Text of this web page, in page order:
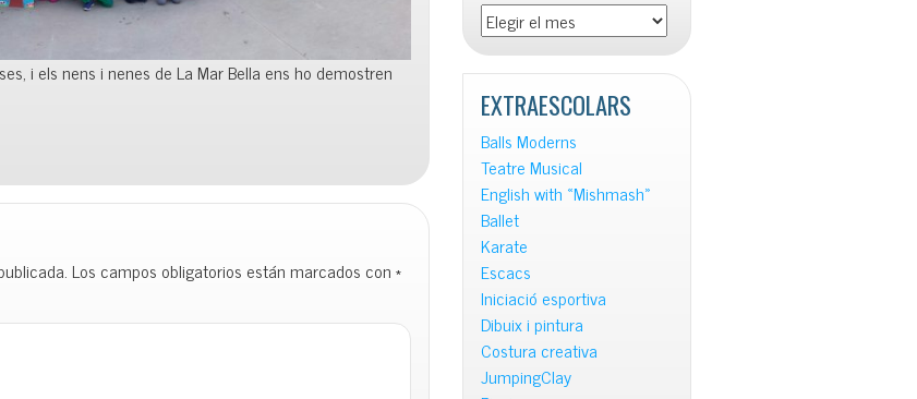
i els nens i nenes de La Mar Bella ens ho demostren
Los campos obligatorios están marcados con*
Totes
les
notícies
EXTRAESCOLARS
Balls Moderns
Teatre Musical
English with «Mishmash»
Ballet
Karate
Escacs
Iniciació esportiva
Dibuix i pintura
Costura creativa
JumpingClay